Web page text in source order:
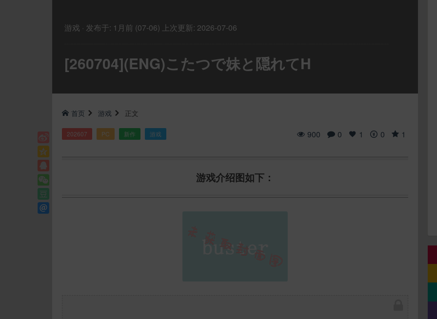
游戏 · 发布于: 1月前 (07-06) 上次更新: 2026-07-06
[260704](ENG)こたつで妹と隠れてH
首页 游戏 正文
202607 PC 新作 游戏 900 0 1 0 1
游戏介绍图如下：